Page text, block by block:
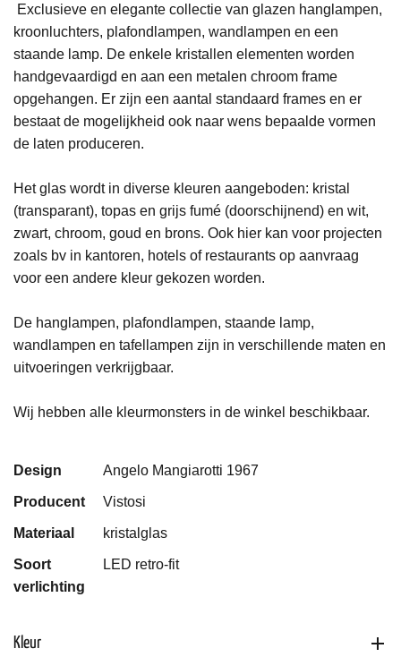
Exclusieve en elegante collectie van glazen hanglampen,
kroonluchters, plafondlampen, wandlampen en een
staande lamp. De enkele kristallen elementen worden
handgevaardigd en aan een metalen chroom frame
opgehangen. Er zijn een aantal standaard frames en er
bestaat de mogelijkheid ook naar wens bepaalde vormen
de laten produceren.
Het glas wordt in diverse kleuren aangeboden: kristal
(transparant), topas en grijs fumé (doorschijnend) en wit,
zwart, chroom, goud en brons. Ook hier kan voor projecten
zoals bv in kantoren, hotels of restaurants op aanvraag
voor een andere kleur gekozen worden.
De hanglampen, plafondlampen, staande lamp,
wandlampen en tafellampen zijn in verschillende maten en
uitvoeringen verkrijgbaar.
Wij hebben alle kleurmonsters in de winkel beschikbaar.
Design Angelo Mangiarotti 1967
Producent Vistosi
Materiaal kristalglas
Soort
verlichting
LED retro-fit
Kleur